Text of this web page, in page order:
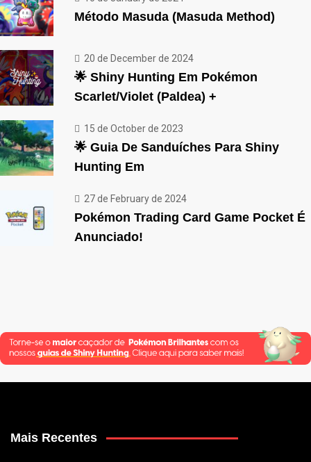
Método Masuda (Masuda Method)
20 de December de 2024
🌟 Shiny Hunting Em Pokémon
Scarlet/Violet (Paldea) +
15 de October de 2023
🌟 Guia De Sanduíches Para Shiny
Hunting Em
27 de February de 2024
Pokémon Trading Card Game Pocket É
Anunciado!
Mais Recentes